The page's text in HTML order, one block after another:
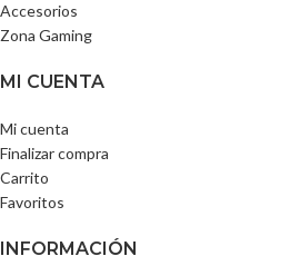
Accesorios
Zona Gaming
MI CUENTA
Mi cuenta
Finalizar compra
Carrito
Favoritos
INFORMACIÓN